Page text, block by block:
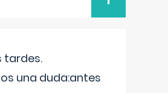
tardes.
una duda:antes